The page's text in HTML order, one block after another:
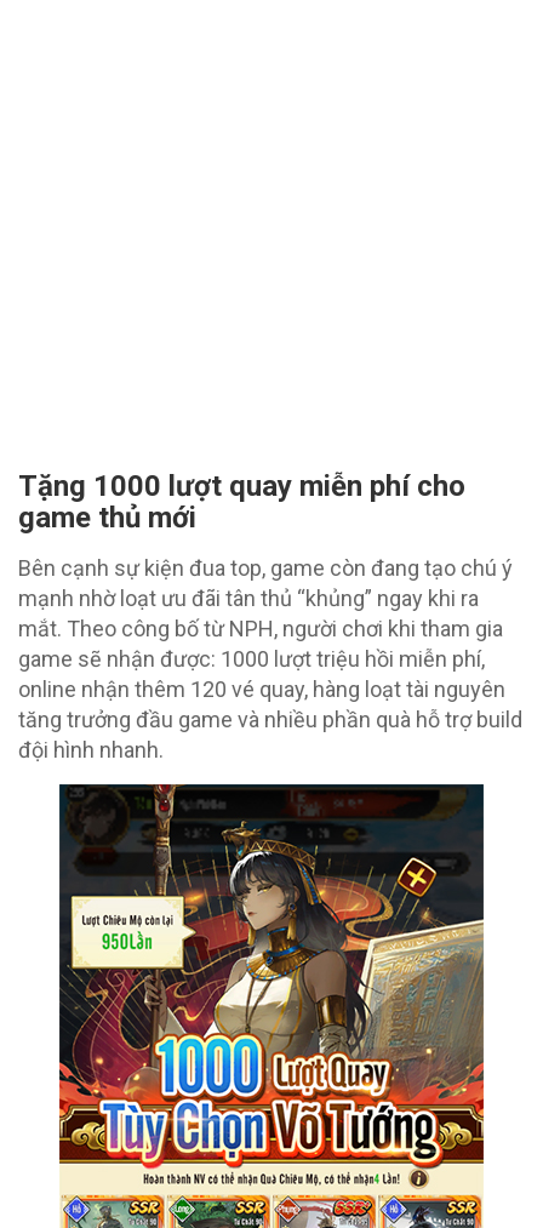
Tặng 1000 lượt quay miễn phí cho
game thủ mới
Bên cạnh sự kiện đua top, game còn đang tạo chú ý
mạnh nhờ loạt ưu đãi tân thủ “khủng” ngay khi ra
mắt. Theo công bố từ NPH, người chơi khi tham gia
game sẽ nhận được: 1000 lượt triệu hồi miễn phí,
online nhận thêm 120 vé quay, hàng loạt tài nguyên
tăng trưởng đầu game và nhiều phần quà hỗ trợ build
đội hình nhanh.